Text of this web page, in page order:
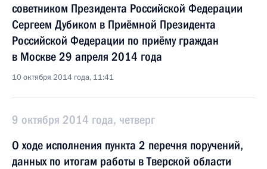
советником Президента Российской Федерации
Сергеем Дубиком в Приёмной Президента
Российской Федерации по приёму граждан
в Москве 29 апреля 2014 года
10 октября 2014 года, 11:41
9 октября 2014 года, четверг
О ходе исполнения пункта 2 перечня поручений,
данных по итогам работы в Тверской области